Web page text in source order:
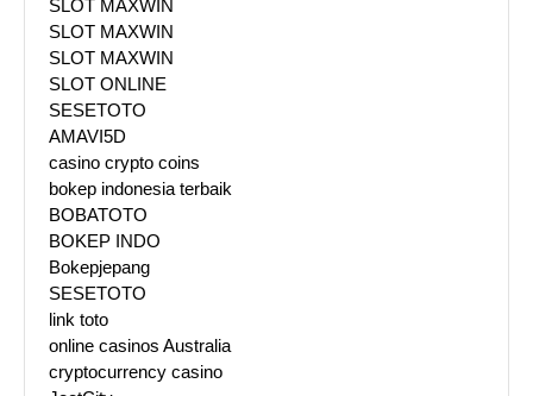
SLOT MAXWIN
SLOT MAXWIN
SLOT MAXWIN
SLOT ONLINE
SESETOTO
AMAVI5D
casino crypto coins
bokep indonesia terbaik
BOBATOTO
BOKEP INDO
Bokepjepang
SESETOTO
link toto
online casinos Australia
cryptocurrency casino